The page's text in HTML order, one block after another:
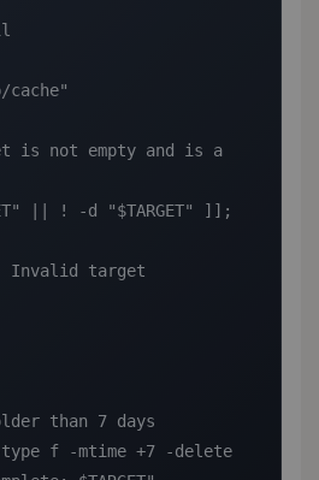
cache"
is not empty and is a
|| ! -d "$TARGET" ]];
than 7 days
type f -mtime +7 -delete